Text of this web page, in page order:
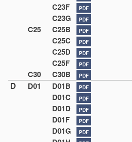
C23F PDF
C23G PDF
C25 C25B PDF
C25C PDF
C25D PDF
C25F PDF
C30 C30B PDF
D D01 D01B PDF
D01C PDF
D01D PDF
D01F PDF
D01G PDF